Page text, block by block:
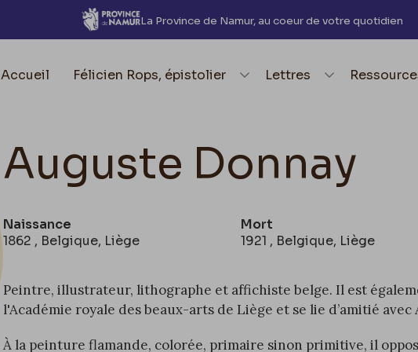
La Province de Namur, au coeur de votre quotidien
Accueil element.menu.open_menu
Félicien Rops, épistolier Lettres
Auguste Donnay
Naissance
1862 , Belgique, Liège
Mort
1921 , Belgique, Liège
Peintre,illustrateur, lithographe et affichiste belge. Il est
l'Académie royale des beaux-arts de Liège et se lie d’amitié avec
À la peinture flamande, colorée, primaire sinon primitive, il